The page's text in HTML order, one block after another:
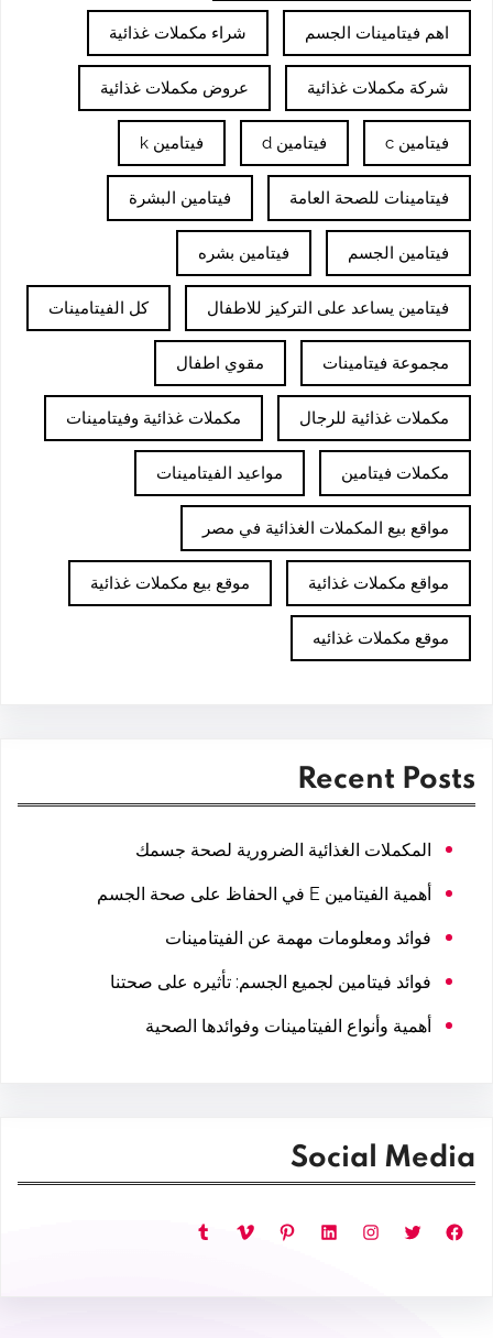
اهم فيتامينات الجسم شراء مكملات غذائية
شركة مكملات غذائية عروض مكملات غذائية
فيتامين c فيتامين d فيتامين k
فيتامينات للصحة العامة فيتامين البشرة
فيتامين الجسم فيتامين بشره
فيتامين يساعد على التركيز للاطفال كل الفيتامينات
مجموعة فيتامينات مقوي اطفال
مكملات غذائية للرجال مكملات غذائية وفيتامينات
مكملات فيتامين مواعيد الفيتامينات
مواقع بيع المكملات الغذائية في مصر
مواقع مكملات غذائية موقع بيع مكملات غذائية
موقع مكملات غذائيه
Recent Posts
المكملات الغذائية الضرورية لصحة جسمك
أهمية الفيتامين E في الحفاظ على صحة الجسم
فوائد ومعلومات مهمة عن الفيتامينات
فوائد فيتامين لجميع الجسم: تأثيره على صحتنا
أهمية وأنواع الفيتامينات وفوائدها الصحية
Social Media
فيسبوك تويتر إنستجرام لينكد إن بينتريست فيميو تمبلر